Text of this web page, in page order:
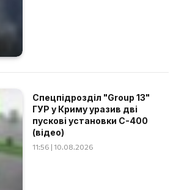
Спецпідрозділ "Group 13"
ГУР у Криму уразив дві
пускові установки С-400
(відео)
11:56 | 10.08.2026